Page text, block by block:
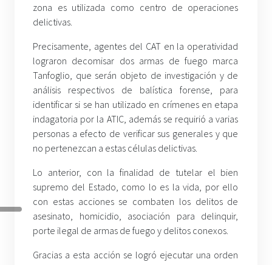
zona es utilizada como centro de operaciones
delictivas.
Precisamente, agentes del CAT en la operatividad
lograron decomisar dos armas de fuego marca
Tanfoglio, que serán objeto de investigación y de
análisis respectivos de balística forense, para
identificar si se han utilizado en crímenes en etapa
indagatoria por la ATIC, además se requirió a varias
personas a efecto de verificar sus generales y que
no pertenezcan a estas células delictivas.
Lo anterior, con la finalidad de tutelar el bien
supremo del Estado, como lo es la vida, por ello
con estas acciones se combaten los delitos de
asesinato, homicidio, asociación para delinquir,
porte ilegal de armas de fuego y delitos conexos.
Gracias a esta acción se logró ejecutar una orden